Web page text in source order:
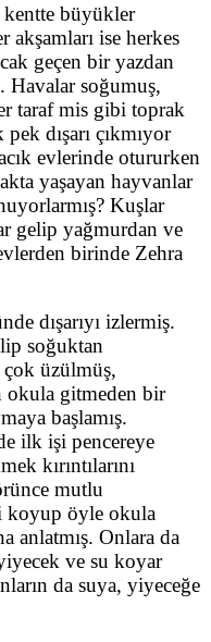
büyükler
ise herkes
geçen bir yazdan
Havalar soğumuş,
taraf mis gibi toprak
dışarı çıkmıyor
evlerinde otururken
yaşayan hayvanlar
Kuşlar
gelip yağmurdan ve
birinde Zehra
dışarıyı izlermiş.
soğuktan
çok üzülmüş,
okula gitmeden bir
başlamış.
ilk işi pencereye
kırıntılarını
mutlu
koyup öyle okula
anlatmış. Onlara da
ve su koyar
da suya, yiyeceğe